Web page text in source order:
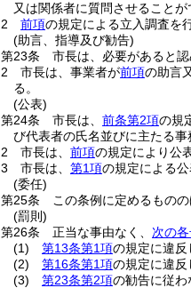
又は関係者に質問させることが
2
前項の規定による立入調査を
(助言、指導及び勧告)
第23条
市長は、必要があると
2
市長は、事業者が前項の助言
る。
(公表)
第24条
市長は、 前条第2項の規
び代表者の氏名並びに主たる事
2
市長は、 前項の規定により公
3
市長は、 第1項の規定による
(委任)
第25条
この条例に定めるもの
(罰則)
第26条
正当な事由なく、 次の
(1)
第13条第1項の規定に違
(2)
第16条第1項の規定に違
(3)
第23条第2項の勧告に従わ